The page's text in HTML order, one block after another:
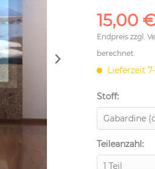
15,00
Endpreis zzgl.
berechnet.
Lieferzeit
Stoff:
Teileanzahl: